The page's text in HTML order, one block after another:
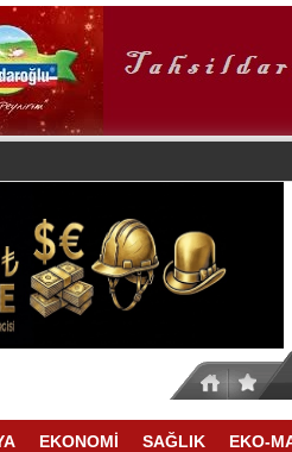
EKONOMİ SAĞLIK EKO-